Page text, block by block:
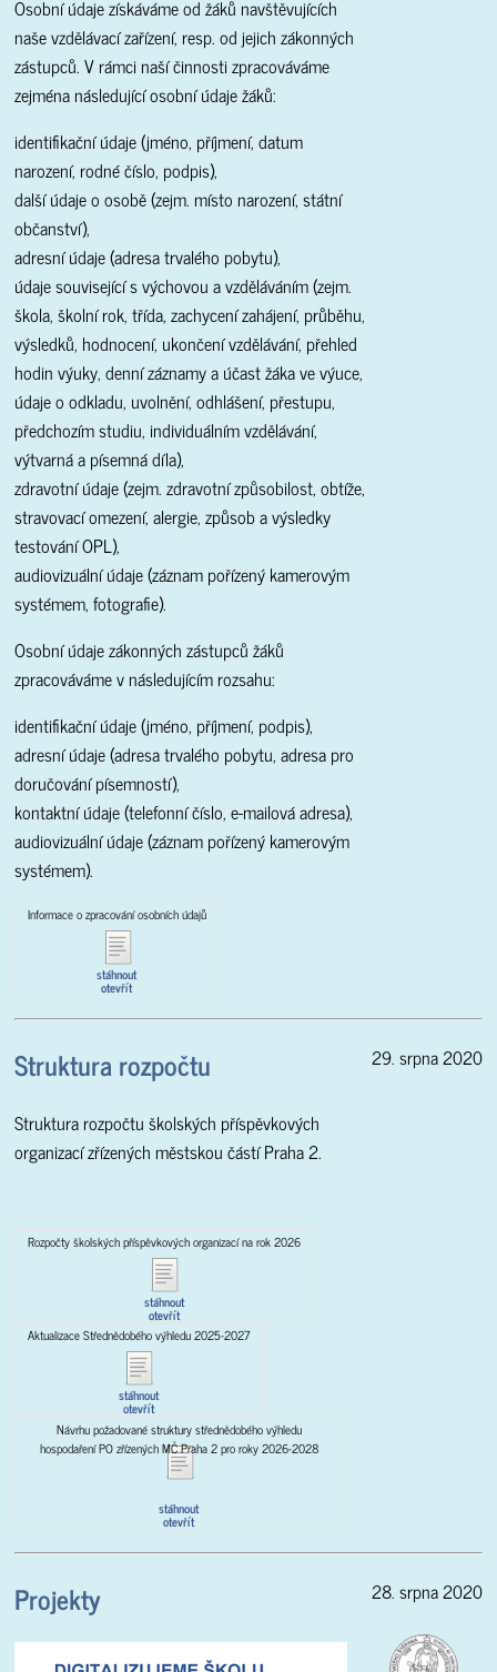
Osobní údaje získáváme od žáků navštěvujících
naše vzdělávací zařízení, resp. od jejich zákonných
zástupců. V rámci naší činnosti zpracováváme
zejména následující osobní údaje žáků:
identifikační údaje (jméno, příjmení, datum
narození, rodné číslo, podpis),
další údaje o osobě (zejm. místo narození, státní
občanství),
adresní údaje (adresa trvalého pobytu),
údaje související s výchovou a vzděláváním (zejm.
škola, školní rok, třída, zachycení zahájení, průběhu,
výsledků, hodnocení, ukončení vzdělávání, přehled
hodin výuky, denní záznamy a účast žáka ve výuce,
údaje o odkladu, uvolnění, odhlášení, přestupu,
předchozím studiu, individuálním vzdělávání,
výtvarná a písemná díla),
zdravotní údaje (zejm. zdravotní způsobilost, obtíže,
stravovací omezení, alergie, způsob a výsledky
testování OPL),
audiovizuální údaje (záznam pořízený kamerovým
systémem, fotografie).
Osobní údaje zákonných zástupců žáků
zpracováváme v následujícím rozsahu:
identifikační údaje (jméno, příjmení, podpis),
adresní údaje (adresa trvalého pobytu, adresa pro
doručování písemností),
kontaktní údaje (telefonní číslo, e-mailová adresa),
audiovizuální údaje (záznam pořízený kamerovým
systémem).
Informace o zpracování osobních údajů
stáhnout
otevřít
Struktura rozpočtu
Struktura rozpočtu školských příspěvkových
organizací zřízených městskou částí Praha 2.
29. srpna 2020
Rozpočty školských příspěvkových organizací na rok 2026
stáhnout
otevřít
Aktualizace Střednědobého výhledu 2025-2027
stáhnout
otevřít
Návrhu požadované struktury střednědobého výhledu
hospodaření PO zřízených MČ Praha 2 pro roky 2026-2028
stáhnout
otevřít
Projekty 28. srpna 2020